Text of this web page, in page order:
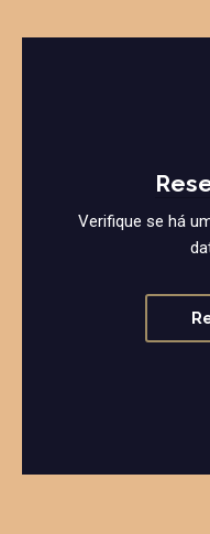
Verifique se há